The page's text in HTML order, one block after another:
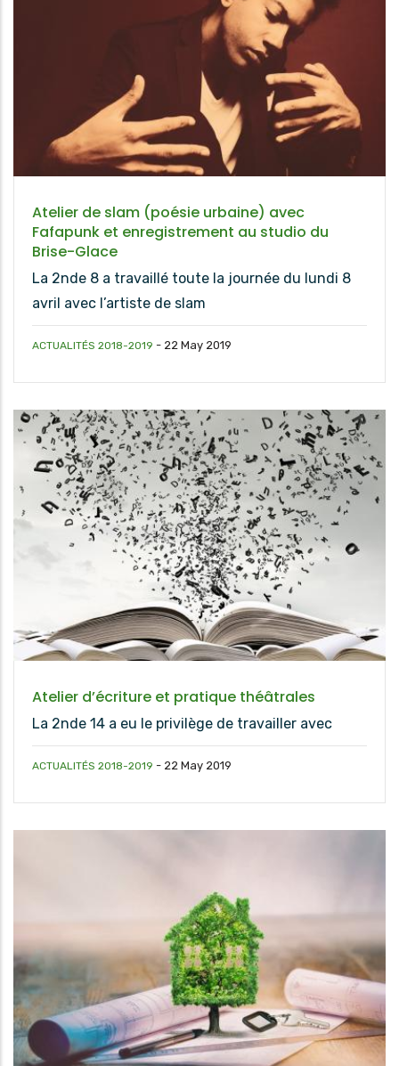
Atelier de slam (poésie urbaine) avec
Fafapunk et enregistrement au studio du
Brise-Glace
La 2nde 8 a travaillé toute la journée du lundi 8
avril avec l’artiste de slam
ACTUALITÉS 2018-2019 - 22 May 2019
Atelier d’écriture et pratique théâtrales
La 2nde 14 a eu le privilège de travailler avec
ACTUALITÉS 2018-2019 - 22 May 2019